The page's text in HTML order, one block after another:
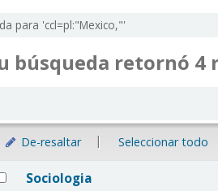
para 'ccl=pl:"Mexico,"'
búsqueda retornó 4
De-resaltar Seleccionar todo
Sociologia